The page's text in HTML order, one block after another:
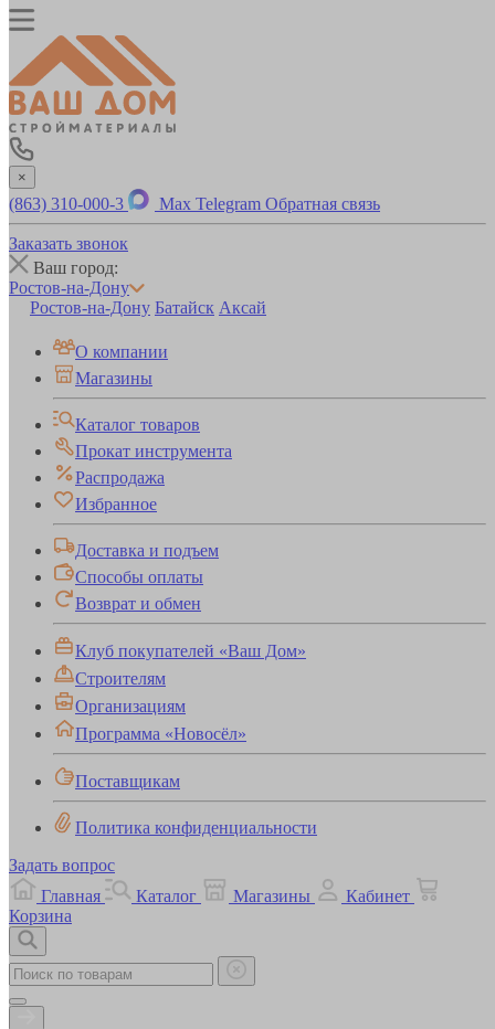
×
(863) 310-000-3 Max Telegram Обратная связь
Заказать звонок
Ваш город:
Ростов-на-Дону
Ростов-на-Дону Батайск Аксай
О компании
Магазины
Каталог товаров
Прокат инструмента
Распродажа
Избранное
Доставка и подъем
Способы оплаты
Возврат и обмен
Клуб покупателей «Ваш Дом»
Строителям
Организациям
Программа «Новосёл»
Поставщикам
Политика конфиденциальности
Задать вопрос
Главная
Каталог Магазины
Кабинет
Корзина